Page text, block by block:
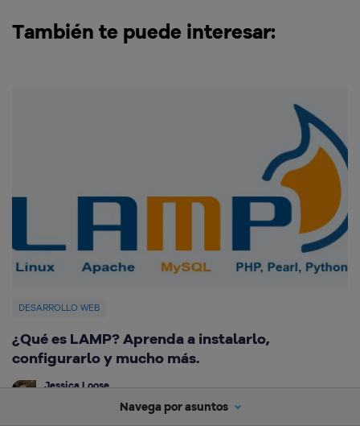
Navega por asuntos
También te puede interesar:
DESARROLLO WEB
¿Qué es LAMP? Aprenda a instalarlo,
configurarlo y mucho más.
Jessica Loose
13 Noviembre, 2025